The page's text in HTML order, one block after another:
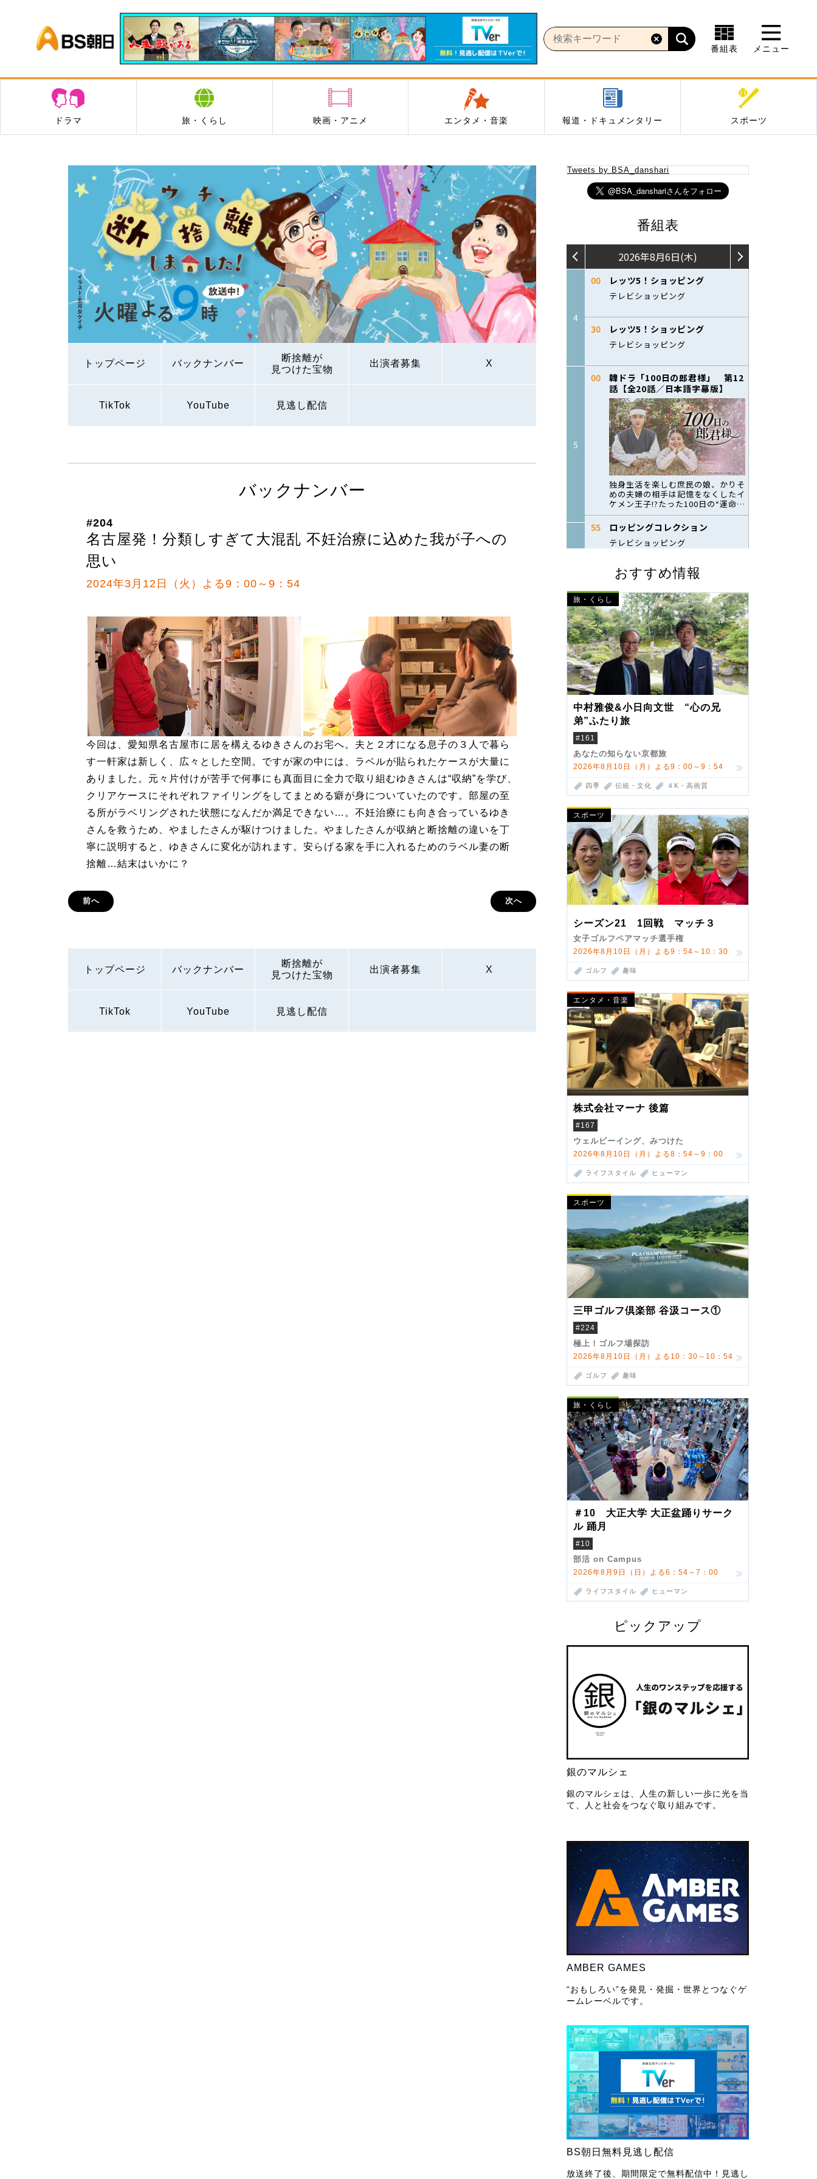
BS朝日
番組表 メニュー
ドラマ 旅・くらし 映画・アニメ エンタメ・音楽 報道・ドキュメンタリー スポーツ
トップページ バックナンバー
断捨離が
見つけた宝物
出演者募集 X
TikTok YouTube 見逃し配信
Tweets by BSA_danshari
番組表
おすすめ情報
旅・くらし
中村雅俊&小日向文世 “心の兄
弟”ふたり旅
#161
あなたの知らない京都旅
2026年8月10日（月）よる9：00～9：54
四季 伝統・文化 ４K・高画質
スポーツ
シーズン21 1回戦 マッチ３
女子ゴルフペアマッチ選手権
2026年8月10日（月）よる9：54～10：30
ゴルフ 趣味
エンタメ・音楽
株式会社マーナ 後篇
#167
ウェルビーイング、みつけた
2026年8月10日（月）よる8：54～9：00
ライフスタイル ヒューマン
スポーツ
三甲ゴルフ倶楽部 谷汲コース①
#224
極上！ゴルフ場探訪
2026年8月10日（月）よる10：30～10：54
ゴルフ 趣味
旅・くらし
＃10 大正大学 大正盆踊りサーク
ル 踊月
#10
部活 on Campus
2026年8月9日（日）よる6：54～7：00
ライフスタイル ヒューマン
ピックアップ
銀のマルシェ
銀のマルシェは、人生の新しい一歩に光を当
て、人と社会をつなぐ取り組みです。
AMBER GAMES
“おもしろい”を発見・発掘・世界とつなぐゲ
ームレーベルです。
BS朝日無料見逃し配信
放送終了後、期間限定で無料配信中！見逃し
バックナンバー
#204
名古屋発！分類しすぎて大混乱 不妊治療に込めた我が子への
思い
2024年3月12日（火）よる9：00～9：54
今回は、愛知県名古屋市に居を構えるゆきさんのお宅へ。夫と２才になる息子の３人で暮ら
す一軒家は新しく、広々とした空間。ですが家の中には、ラベルが貼られたケースが大量に
ありました。元々片付けが苦手で何事にも真面目に全力で取り組むゆきさんは“収納”を学び、
クリアケースにそれぞれファイリングをしてまとめる癖が身についていたのです。部屋の至
る所がラベリングされた状態になんだか満足できない…。不妊治療にも向き合っているゆき
さんを救うため、やましたさんが駆けつけました。やましたさんが収納と断捨離の違いを丁
寧に説明すると、ゆきさんに変化が訪れます。安らげる家を手に入れるためのラベル妻の断
捨離…結末はいかに？
前へ 次へ
トップページ バックナンバー
断捨離が
見つけた宝物
出演者募集 X
TikTok YouTube 見逃し配信